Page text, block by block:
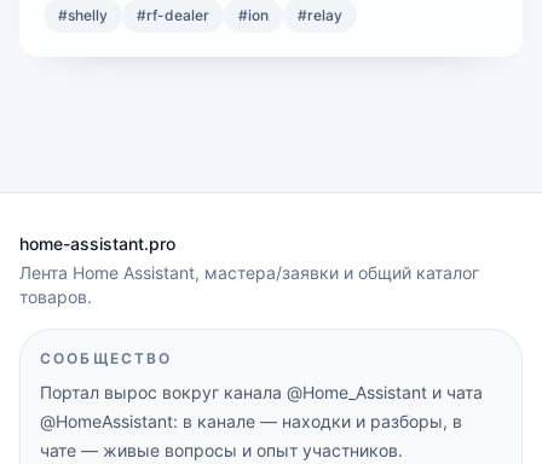
#shelly #rf-dealer #ion #relay
home-assistant.pro
Лента Home Assistant, мастера/заявки и общий каталог
товаров.
СООБЩЕСТВО
Портал вырос вокруг канала @Home_Assistant и чата
@HomeAssistant: в канале — находки и разборы, в
чате — живые вопросы и опыт участников.